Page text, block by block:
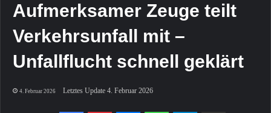
Aufmerksamer Zeuge teilt
Verkehrsunfall mit –
Unfallflucht schnell geklärt
4. Februar 2026 Letztes Update 4. Februar 2026